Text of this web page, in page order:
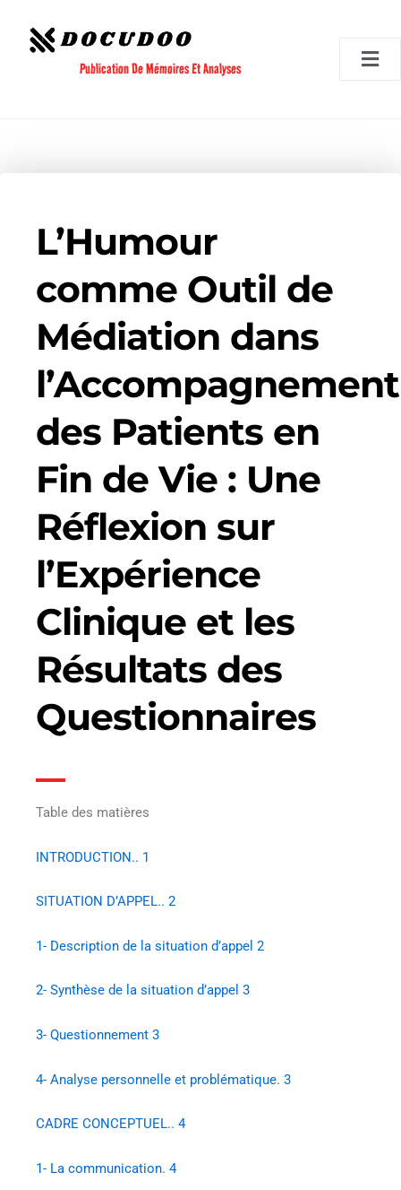
contenu
Publication De Mémoires Et Analyses
L’Humour
comme Outil de
Médiation dans
l’Accompagnement
des Patients en
Fin de Vie : Une
Réflexion sur
l’Expérience
Clinique et les
Résultats des
Questionnaires
Table des matières
INTRODUCTION.. 1
SITUATION D’APPEL.. 2
1- Description de la situation d’appel 2
2- Synthèse de la situation d’appel 3
3- Questionnement 3
4- Analyse personnelle et problématique. 3
CADRE CONCEPTUEL.. 4
1- La communication. 4